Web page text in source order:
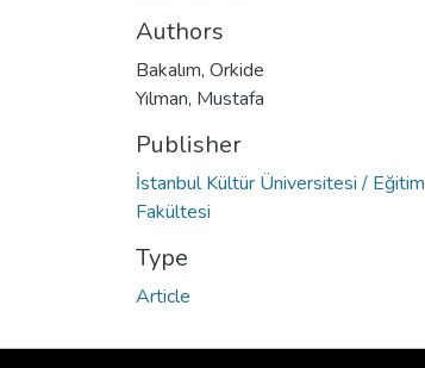
Authors
Bakalım, Orkide
Yılman, Mustafa
Publisher
İstanbul Kültür Üniversitesi / Eğitim
Fakültesi
Type
Article